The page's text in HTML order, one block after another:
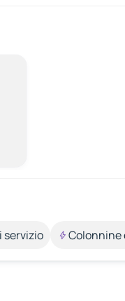
servizio Colonnine